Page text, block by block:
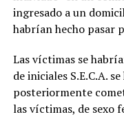
ingresado a un
habrían hecho pasar
Las víctimas se
de iniciales S.E.C.A.
posteriormente
las víctimas, de sexo